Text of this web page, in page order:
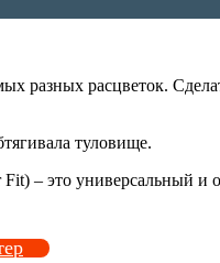
разных расцветок.
туловище.
– это универсальный